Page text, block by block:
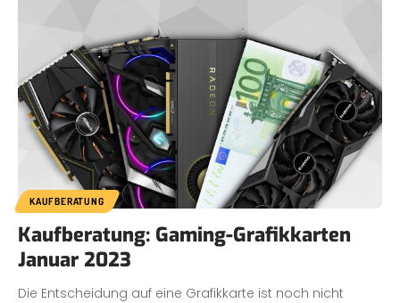
KAUFBERATUNG
Kaufberatung: Gaming-Grafikkarten
Januar 2023
Die Entscheidung auf eine Grafikkarte ist noch nicht